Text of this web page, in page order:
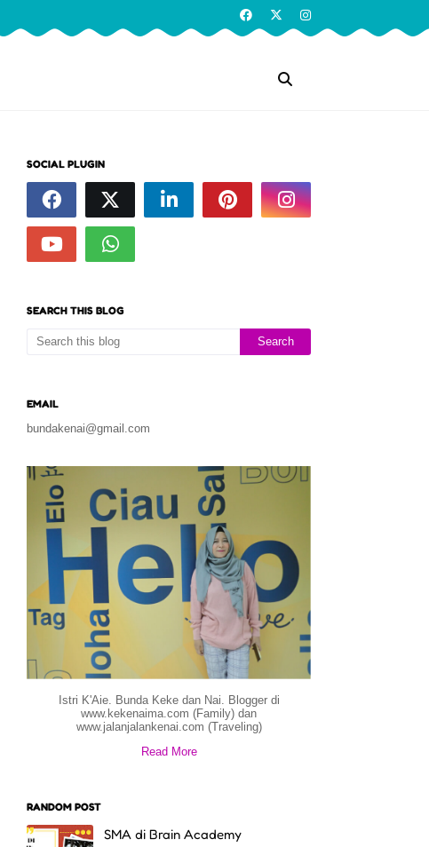
SOCIAL PLUGIN
SEARCH THIS BLOG
EMAIL
bundakenai@gmail.com
Istri K'Aie. Bunda Keke dan Nai. Blogger di
www.kekenaima.com (Family) dan
www.jalanjalankenai.com (Traveling)
Read More
RANDOM POST
SMA di Brain Academy